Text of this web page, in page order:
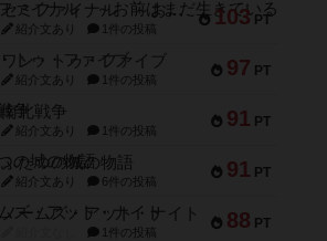
103 PT
セミファイナル ～お前はまだ生きている～
紹介文あり 1件の投稿
97 PT
ワン・トゥ・ファイブ
紹介文あり 1件の投稿
91 PT
南北戦争
紹介文あり 1件の投稿
91 PT
ふたつの城の物語
紹介文あり 6件の投稿
88 PT
ノームズ・アット・ナイト
1件の投稿